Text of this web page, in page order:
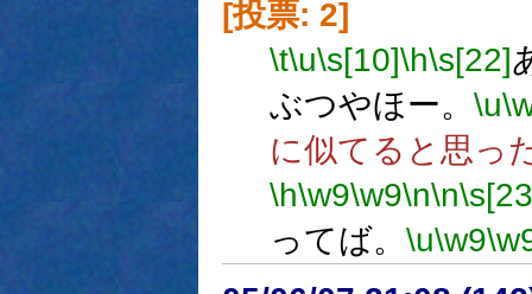
[投票: 2]
\t\u\s[10]\h\s[22]
ぶつやほー。 \u
に似てると思っ
\h\w9\w9\n\n
ってば。 \u\w9